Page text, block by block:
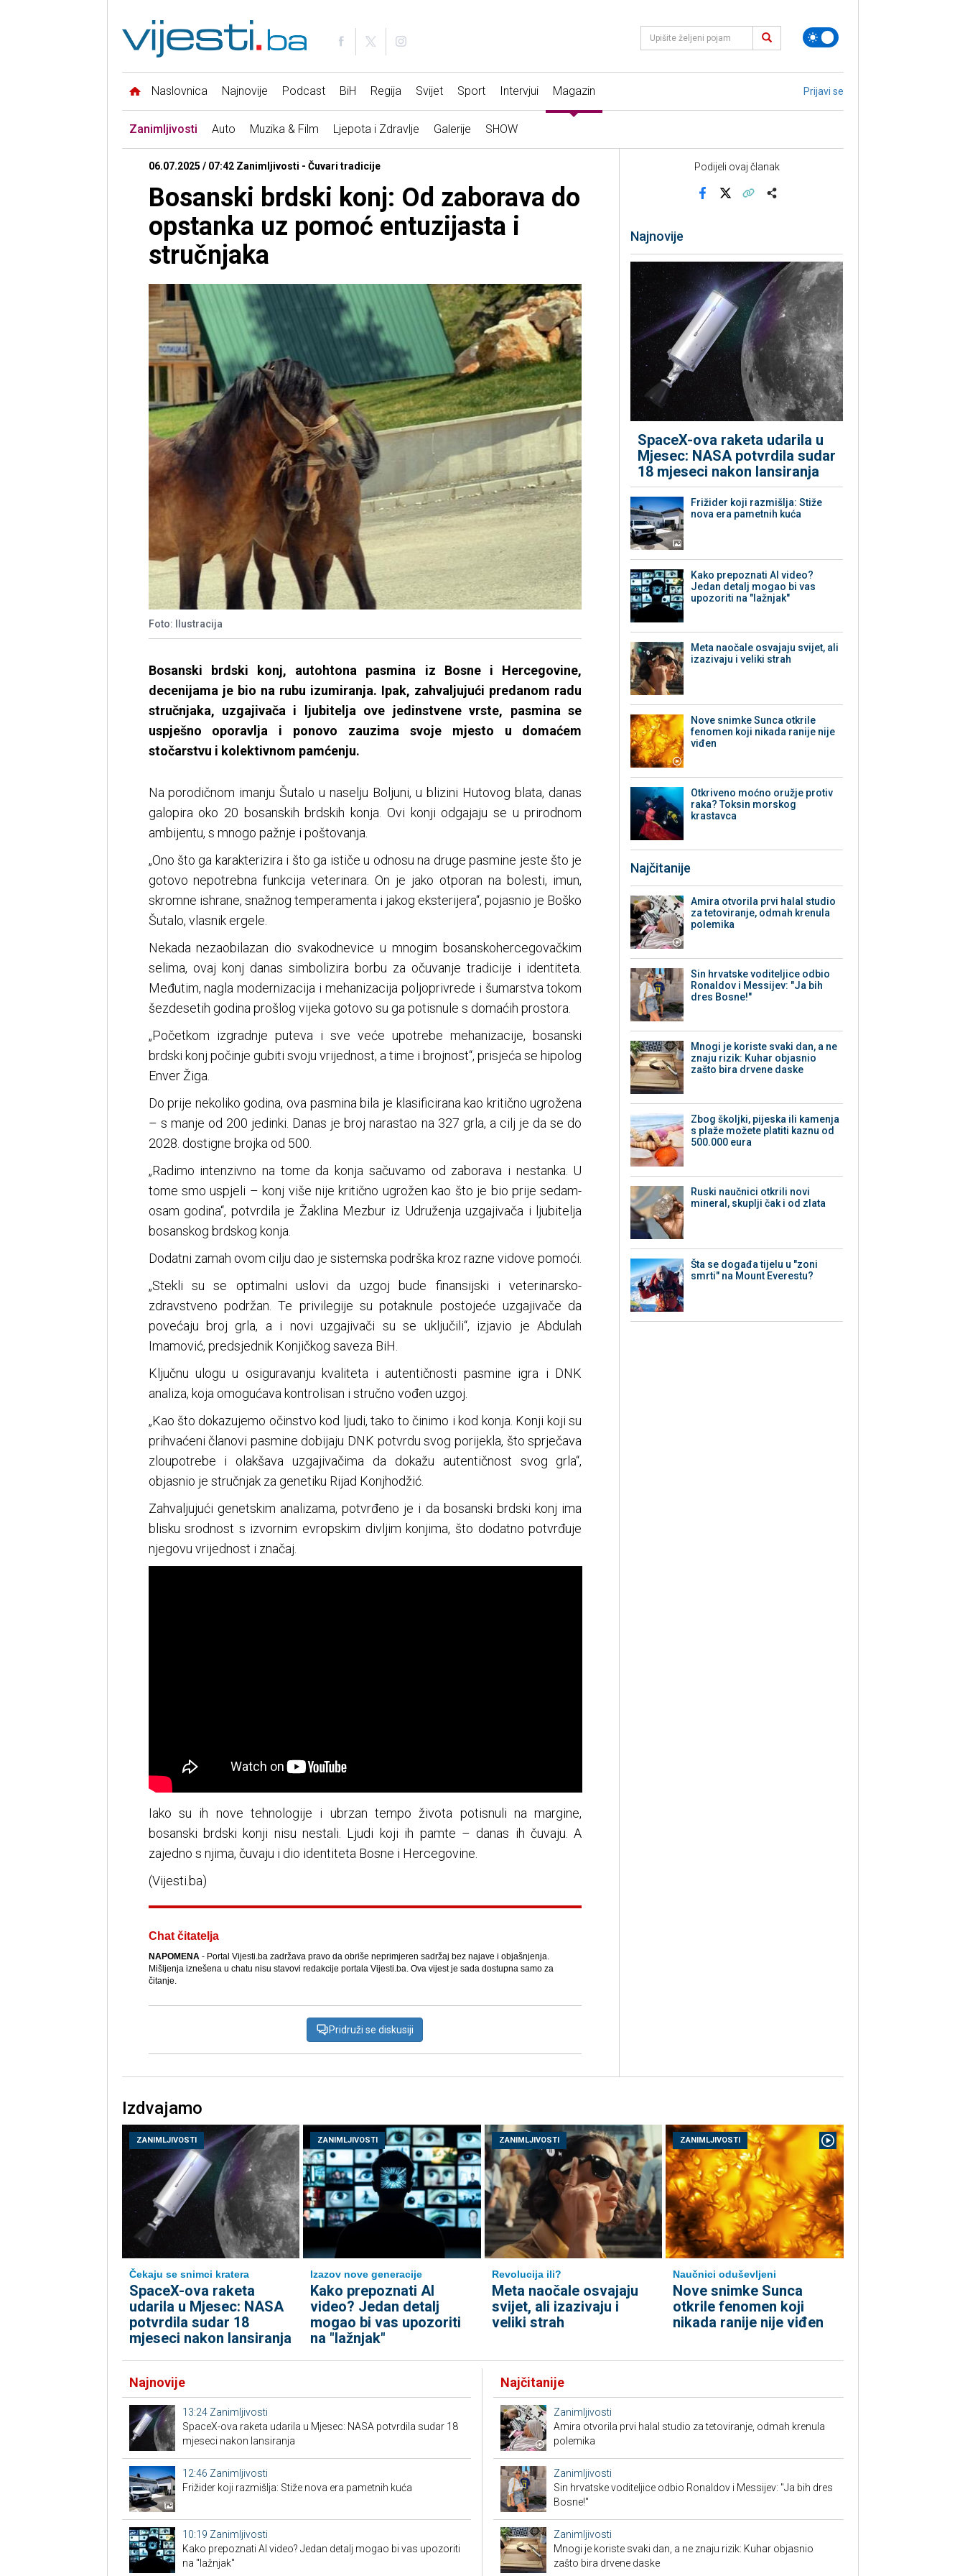
Naslovnica Najnovije Podcast BiH Regija Svijet Sport Intervjui Magazin Prijavi se
Zanimljivosti Auto Muzika & Film Ljepota i Zdravlje Galerije SHOW
06.07.2025 / 07:42 Zanimljivosti - Čuvari tradicije
Bosanski brdski konj: Od zaborava do
opstanka uz pomoć entuzijasta i
stručnjaka
Foto: Ilustracija
Bosanski brdski konj, autohtona pasmina iz Bosne i Hercegovine,
decenijama je bio na rubu izumiranja. Ipak, zahvaljujući predanom radu
stručnjaka, uzgajivača i ljubitelja ove jedinstvene vrste, pasmina se
uspješno oporavlja i ponovo zauzima svoje mjesto u domaćem
stočarstvu i kolektivnom pamćenju.
Na porodičnom imanju Šutalo u naselju Boljuni, u blizini Hutovog blata, danas
galopira oko 20 bosanskih brdskih konja. Ovi konji odgajaju se u prirodnom
ambijentu, s mnogo pažnje i poštovanja.
„Ono što ga karakterizira i što ga ističe u odnosu na druge pasmine jeste što je
gotovo nepotrebna funkcija veterinara. On je jako otporan na bolesti, imun,
skromne ishrane, snažnog temperamenta i jakog eksterijera“, pojasnio je Boško
Šutalo, vlasnik ergele.
Nekada nezaobilazan dio svakodnevice u mnogim bosanskohercegovačkim
selima, ovaj konj danas simbolizira borbu za očuvanje tradicije i identiteta.
Međutim, nagla modernizacija i mehanizacija poljoprivrede i šumarstva tokom
šezdesetih godina prošlog vijeka gotovo su ga potisnule s domaćih prostora.
„Početkom izgradnje puteva i sve veće upotrebe mehanizacije, bosanski
brdski konj počinje gubiti svoju vrijednost, a time i brojnost“, prisjeća se hipolog
Enver Žiga.
Do prije nekoliko godina, ova pasmina bila je klasificirana kao kritično ugrožena
– s manje od 200 jedinki. Danas je broj narastao na 327 grla, a cilj je da se do
2028. dostigne brojka od 500.
„Radimo intenzivno na tome da konja sačuvamo od zaborava i nestanka. U
tome smo uspjeli – konj više nije kritično ugrožen kao što je bio prije sedam-
osam godina“, potvrdila je Žaklina Mezbur iz Udruženja uzgajivača i ljubitelja
bosanskog brdskog konja.
Dodatni zamah ovom cilju dao je sistemska podrška kroz razne vidove pomoći.
„Stekli su se optimalni uslovi da uzgoj bude finansijski i veterinarsko-
zdravstveno podržan. Te privilegije su potaknule postojeće uzgajivače da
povećaju broj grla, a i novi uzgajivači su se uključili“, izjavio je Abdulah
Imamović, predsjednik Konjičkog saveza BiH.
Ključnu ulogu u osiguravanju kvaliteta i autentičnosti pasmine igra i DNK
analiza, koja omogućava kontrolisan i stručno vođen uzgoj.
„Kao što dokazujemo očinstvo kod ljudi, tako to činimo i kod konja. Konji koji su
prihvaćeni članovi pasmine dobijaju DNK potvrdu svog porijekla, što sprječava
zloupotrebe i olakšava uzgajivačima da dokažu autentičnost svog grla“,
objasnio je stručnjak za genetiku Rijad Konjhodžić.
Zahvaljujući genetskim analizama, potvrđeno je i da bosanski brdski konj ima
blisku srodnost s izvornim evropskim divljim konjima, što dodatno potvrđuje
njegovu vrijednost i značaj.
Iako su ih nove tehnologije i ubrzan tempo života potisnuli na margine,
bosanski brdski konji nisu nestali. Ljudi koji ih pamte – danas ih čuvaju. A
zajedno s njima, čuvaju i dio identiteta Bosne i Hercegovine.
(Vijesti.ba)
Chat čitatelja
NAPOMENA- Portal Vijesti.ba zadržava pravo da obriše neprimjeren sadržaj bez najave i objašnjenja.
Mišljenja iznešena u chatu nisu stavovi redakcije portala Vijesti.ba. Ova vijest je sada dostupna samo za
čitanje.
Pridruži se diskusiji
Podijeli ovaj članak
Najnovije
SpaceX-ova raketa udarila u
Mjesec: NASA potvrdila sudar
18 mjeseci nakon lansiranja
Frižider koji razmišlja: Stiže
nova era pametnih kuća
Kako prepoznati AI video?
Jedan detalj mogao bi vas
upozoriti na "lažnjak"
Meta naočale osvajaju svijet, ali
izazivaju i veliki strah
Nove snimke Sunca otkrile
fenomen koji nikada ranije nije
viđen
Otkriveno moćno oružje protiv
raka? Toksin morskog
krastavca
Najčitanije
Amira otvorila prvi halal studio
za tetoviranje, odmah krenula
polemika
Sin hrvatske voditeljice odbio
Ronaldov i Messijev: "Ja bih
dres Bosne!"
Mnogi je koriste svaki dan, a ne
znaju rizik: Kuhar objasnio
zašto bira drvene daske
Zbog školjki, pijeska ili kamenja
s plaže možete platiti kaznu od
500.000 eura
Ruski naučnici otkrili novi
mineral, skuplji čak i od zlata
Šta se događa tijelu u "zoni
smrti" na Mount Everestu?
Izdvajamo
ZANIMLJIVOSTI
Čekaju se snimci kratera
SpaceX-ova raketa
udarila u Mjesec: NASA
potvrdila sudar 18
mjeseci nakon lansiranja
ZANIMLJIVOSTI
Izazov nove generacije
Kako prepoznati AI
video? Jedan detalj
mogao bi vas upozoriti
na "lažnjak"
ZANIMLJIVOSTI
Revolucija ili?
Meta naočale osvajaju
svijet, ali izazivaju i
veliki strah
ZANIMLJIVOSTI
Naučnici oduševljeni
Nove snimke Sunca
otkrile fenomen koji
nikada ranije nije viđen
Najnovije
13:24 Zanimljivosti
SpaceX-ova raketa udarila u Mjesec: NASA potvrdila sudar 18
mjeseci nakon lansiranja
12:46 Zanimljivosti
Frižider koji razmišlja: Stiže nova era pametnih kuća
10:19 Zanimljivosti
Kako prepoznati AI video? Jedan detalj mogao bi vas upozoriti
na "lažnjak"
Najčitanije
Zanimljivosti
Amira otvorila prvi halal studio za tetoviranje, odmah krenula
polemika
Zanimljivosti
Sin hrvatske voditeljice odbio Ronaldov i Messijev: "Ja bih dres
Bosne!"
Zanimljivosti
Mnogi je koriste svaki dan, a ne znaju rizik: Kuhar objasnio
zašto bira drvene daske